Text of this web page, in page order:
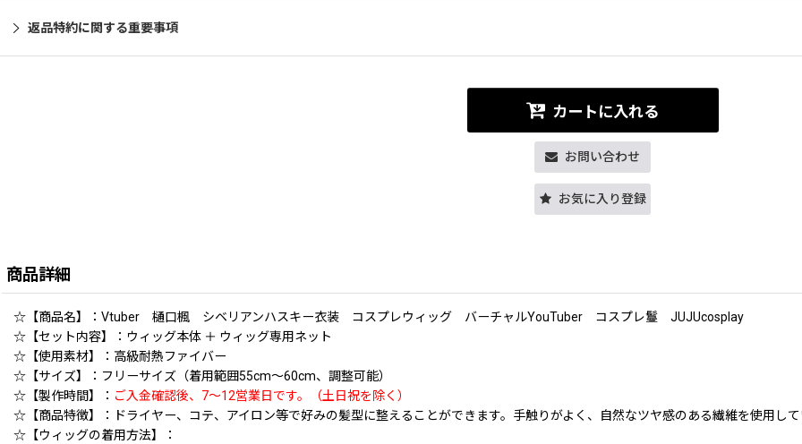
返品特約に関する重要事項
カートに入れる
お問い合わせ
お気に入り登録
商品詳細
☆【商品名】：Vtuber 樋口楓 シベリアンハスキー衣装 コスプレウィッグ バーチャルYouTuber コスプレ鬘 JUJUcosplay
☆【セット内容】：ウィッグ本体 ＋ ウィッグ専用ネット
☆【使用素材】：高級耐熱ファイバー
☆【サイズ】：フリーサイズ（着用範囲55cm〜60cm、調整可能）
☆【製作時間】： ご入金確認後、7〜12営業日です。（土日祝を除く）
☆【商品特徴】：ドライヤー、コテ、アイロン等で好みの髪型に整えることができます。手触りがよく、自然なツヤ感のある繊維を使用し
☆【ウィッグの着用方法】：